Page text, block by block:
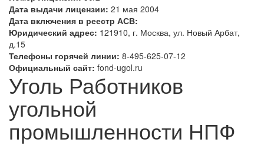
Дата выдачи лицензии: 21 мая 2004
Дата включения в реестр АСВ:
Юридический адрес: 121910, г. Москва, ул. Новый Арбат,
д.15
Телефоны горячей линии: 8-495-625-07-12
Официальный сайт: fond-ugol.ru
Уголь Работников
угольной
промышленности НПФ